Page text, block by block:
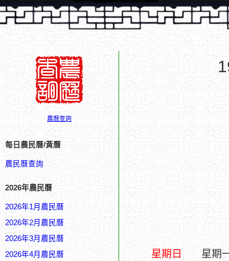
農曆查詢
每日農民曆/黃曆
農民曆查詢
2026年農民曆
2026年1月農民曆
2026年2月農民曆
2026年3月農民曆
2026年4月農民曆
星期日 星期